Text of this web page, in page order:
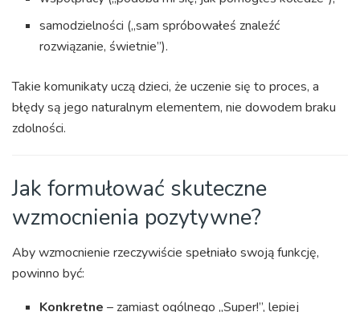
samodzielności („sam spróbowałeś znaleźć
rozwiązanie, świetnie”).
Takie komunikaty uczą dzieci, że uczenie się to proces, a
błędy są jego naturalnym elementem, nie dowodem braku
zdolności.
Jak formułować skuteczne
wzmocnienia pozytywne?
Aby wzmocnienie rzeczywiście spełniało swoją funkcję,
powinno być:
Konkretne – zamiast ogólnego „Super!”, lepiej